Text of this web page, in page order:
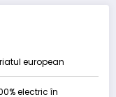
european
electric în